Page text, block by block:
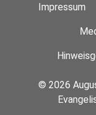
Impressum
© 2026